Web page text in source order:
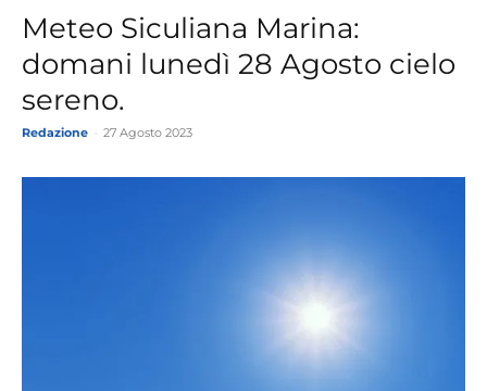
Meteo Siculiana Marina:
domani lunedì 28 Agosto cielo
sereno.
Redazione 27 Agosto 2023